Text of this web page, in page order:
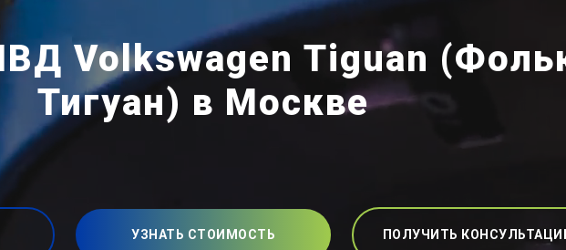
Volkswagen Tiguan
Тигуан) в Москве
УЗНАТЬ СТОИМОСТЬ ПОЛУЧИТЬ